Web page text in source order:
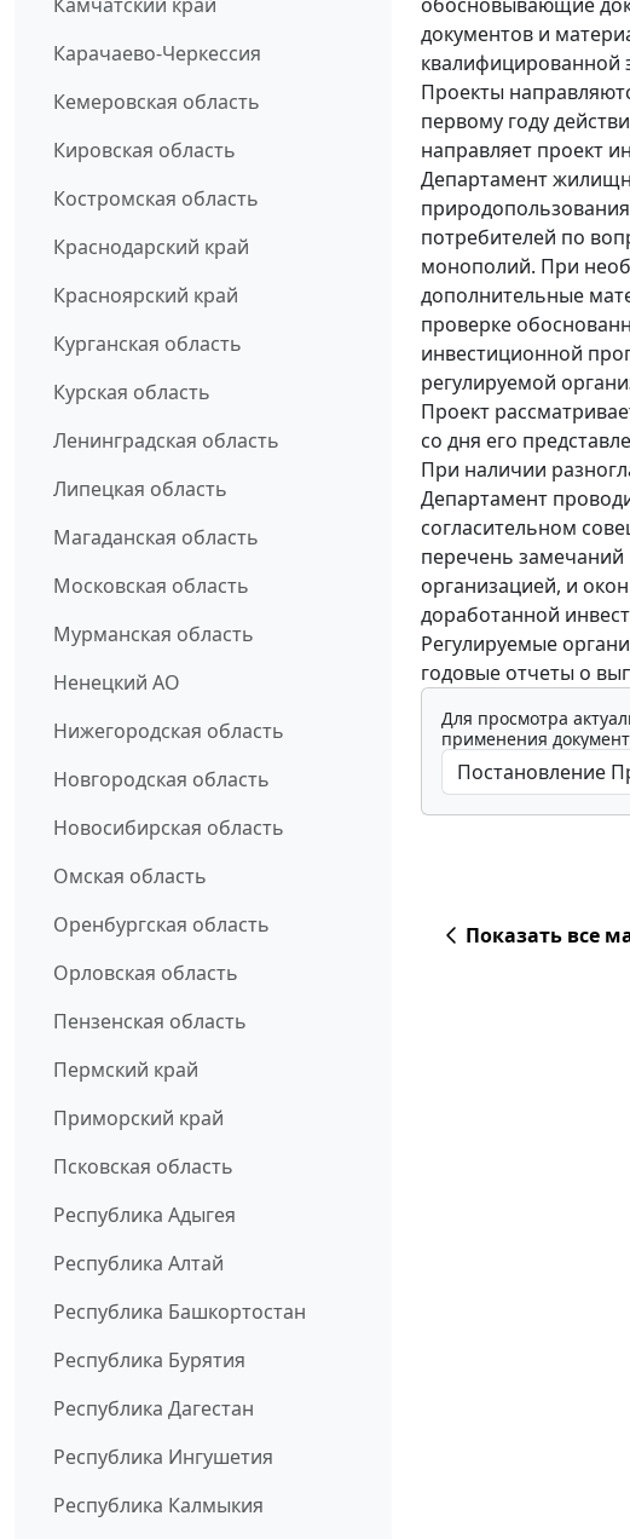
Карачаево-Черкессия
Кемеровская область
Кировская область
Костромская область
Краснодарский край
Красноярский край
Курганская область
Курская область
Ленинградская область
Липецкая область
Магаданская область
Московская область
Мурманская область
Ненецкий АО
Нижегородская область
Новгородская область
Новосибирская область
Омская область
Оренбургская область
Орловская область
Пензенская область
Пермский край
Приморский край
Псковская область
Республика Адыгея
Республика Алтай
Республика Башкортостан
Республика Бурятия
Республика Дагестан
Республика Ингушетия
Республика Калмыкия
документов и
квалифицированной
Проекты
первому году
направляет проект
Департамент
потребителей по
монополий. При
дополнительные
проверке
инвестиционной
регулируемой
Проект
со дня его
При наличии
Департамент
согласительном
перечень замечаний
организацией, и
доработанной
Регулируемые
годовые отчеты о
Для просмотра
применения
Показать все